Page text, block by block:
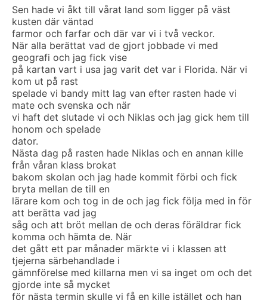
Sen hade vi åkt till vårat land som ligger på väst
kusten där väntad
farmor och farfar och där var vi i två veckor.
När alla berättat vad de gjort jobbade vi med
geografi och jag fick vise
på kartan vart i usa jag varit det var i Florida. När vi
kom ut på rast
spelade vi bandy mitt lag van efter rasten hade vi
mate och svenska och när
vi haft det slutade vi och Niklas och jag gick hem till
honom och spelade
dator.
Nästa dag på rasten hade Niklas och en annan kille
från våran klass brokat
bakom skolan och jag hade kommit förbi och fick
bryta mellan de till en
lärare kom och tog in de och jag fick följa med in för
att berätta vad jag
såg och att bröt mellan de och deras föräldrar fick
komma och hämta de. När
det gått ett par månader märkte vi i klassen att
tjejerna särbehandlade i
gämnförelse med killarna men vi sa inget om och det
gjorde inte så mycket
för nästa termin skulle vi få en kille istället och han